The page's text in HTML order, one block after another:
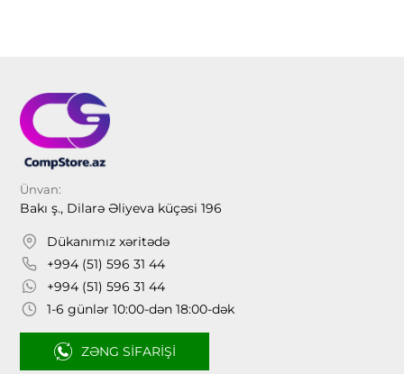
Ünvan:
Bakı ş., Dilarə Əliyeva küçəsi 196
Dükanımız xəritədə
+994 (51) 596 31 44
+994 (51) 596 31 44
1-6 günlər 10:00-dən 18:00-dək
ZƏNG SIFARIŞI